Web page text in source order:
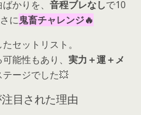
かりを、 音程ブレなしで10
に鬼畜チャレンジ🔥
セットリスト。
能性もあり、 実力＋運＋メ
ージでした💥
目された理由